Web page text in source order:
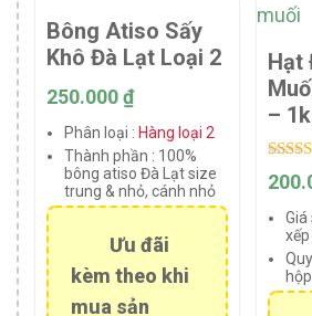
Bông Atiso Sấy
Khô Đà Lạt Loại 2
250.000₫
Phân loại : Hàng loại 2
Thành phần : 100%
bông atiso Đà Lạt size
trung & nhỏ, cánh nhỏ
Ưu đãi
kèm theo khi
mua sản
Hạt
–
Rated
5.00
Giá